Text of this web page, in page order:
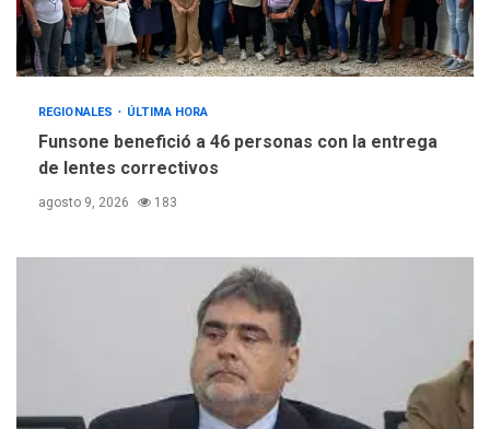
REGIONALES ÚLTIMA HORA
Funsone benefició a 46 personas con la entrega
de lentes correctivos
agosto 9, 2026 183